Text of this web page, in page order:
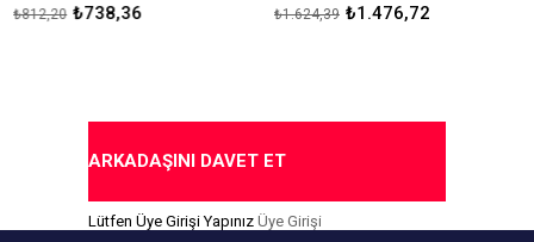
Çekmezlik Sanfor Testi
₺738,36
₺812,20
Çekmezlik Sanfor Testi
₺1.476,72
₺1.624,39
ARKADAŞINI DAVET ET
Lütfen Üye Girişi Yapınız Üye Girişi